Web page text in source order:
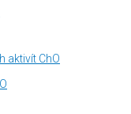
aktivít ChO